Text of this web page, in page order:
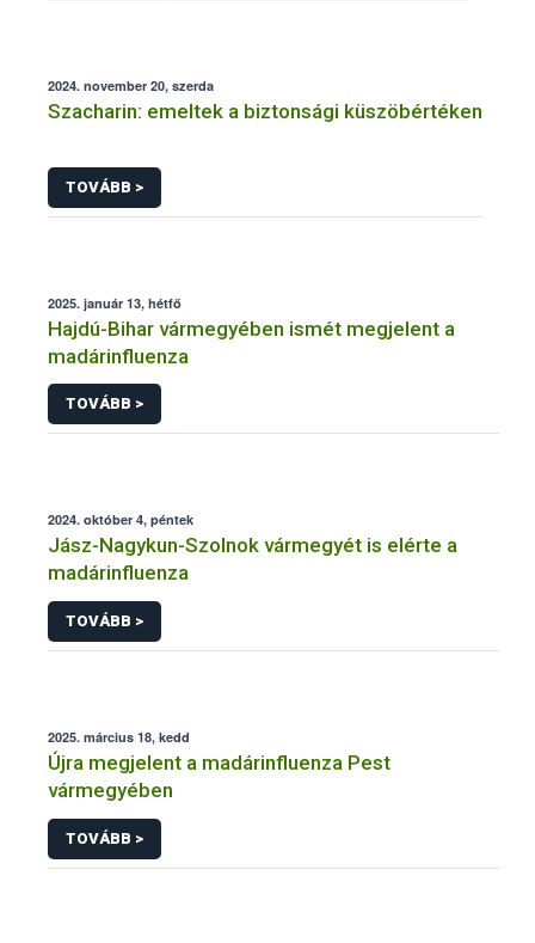
2024. november 20, szerda
Szacharin: emeltek a biztonsági küszöbértéken
TOVÁBB >
2025. január 13, hétfő
Hajdú-Bihar vármegyében ismét megjelent a
madárinfluenza
TOVÁBB >
2024. október 4, péntek
Jász-Nagykun-Szolnok vármegyét is elérte a
madárinfluenza
TOVÁBB >
2025. március 18, kedd
Újra megjelent a madárinfluenza Pest
vármegyében
TOVÁBB >